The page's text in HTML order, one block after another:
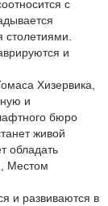
с
и
Хизервика,
и
бюро
живой
обладать
Местом
и развиваются в